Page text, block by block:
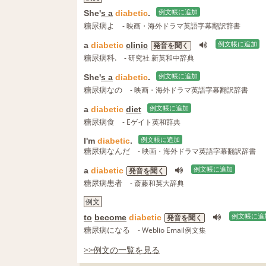
She's a diabetic. 例文帳に追加
糖尿病よ - 映画・海外ドラマ英語字幕翻訳辞書
a diabetic clinic 発音を聞く 例文帳に追加
糖尿病科. - 研究社 新英和中辞典
She's a diabetic. 例文帳に追加
糖尿病なの - 映画・海外ドラマ英語字幕翻訳辞書
a diabetic diet 例文帳に追加
糖尿病食 - Eゲイト英和辞典
I'm diabetic. 例文帳に追加
糖尿病なんだ - 映画・海外ドラマ英語字幕翻訳辞書
a diabetic 発音を聞く 例文帳に追加
糖尿病患者
- 斎藤和英大辞典
例文
to become diabetic 発音を聞く 例文帳に追
糖尿病になる - Weblio Email例文集
>>例文の一覧を見る